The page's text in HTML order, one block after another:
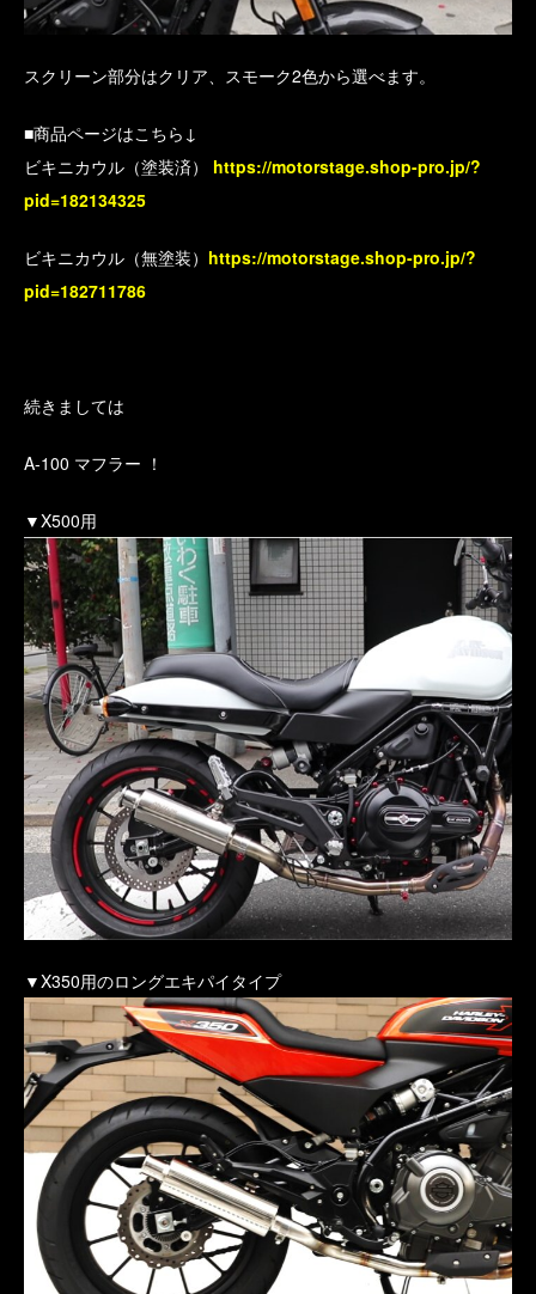
スクリーン部分はクリア、スモーク2色から選べます。
■商品ページはこちら↓
ビキニカウル（塗装済） https://motorstage.shop-pro.jp/?
pid=182134325
ビキニカウル（無塗装） https://motorstage.shop-pro.jp/?
pid=182711786
続きましては
A-100 マフラー ！
▼X500用
▼X350用のロングエキパイタイプ